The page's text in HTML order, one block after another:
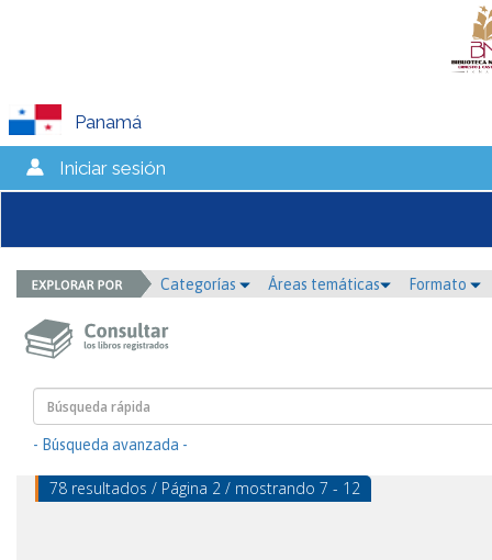
Panamá
Iniciar sesión
Categorías Áreas temáticas Formato
- Búsqueda avanzada -
78 resultados / Página 2 / mostrando 7 - 12